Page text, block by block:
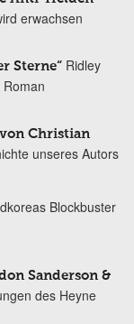
erwachsen
Sterne“ Ridley
von Christian
unseres Autors
Blockbuster
Sanderson &
des Heyne